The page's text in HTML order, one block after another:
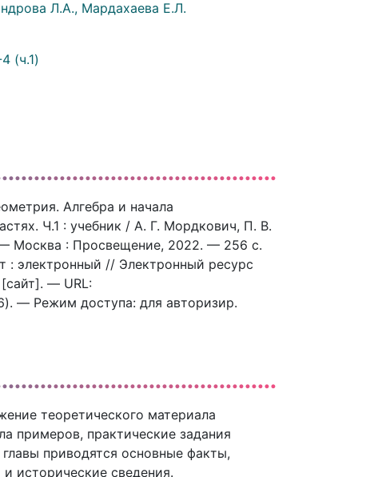
Л.А., Мардахаева Е.Л.
(ч.1)
Алгебра и начала
Ч.1 : учебник / А. Г. Мордкович, П. В.
Москва : Просвещение, 2022. — 256 c.
электронный // Электронный ресурс
— URL:
— Режим доступа: для авторизир.
теоретического материала
примеров, практические задания
приводятся основные факты,
исторические сведения.